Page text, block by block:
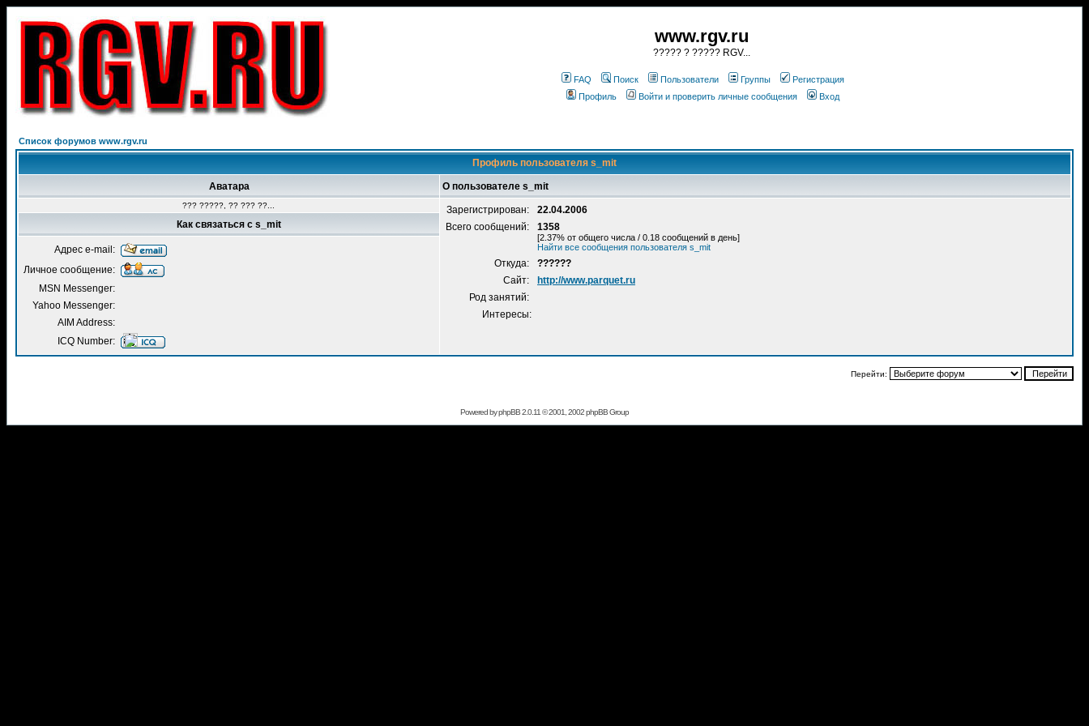
www.rgv.ru
????? ? ????? RGV...
FAQ Поиск Пользователи Группы
Регистрация
Профиль
Войти и проверить личные сообщения Вход
Список форумов www.rgv.ru
Профиль пользователя s_mit
Аватара О пользователе s_mit
??? ?????, ?? ??? ??... Зарегистрирован:
22.04.2006
Всего сообщений:
1358
[2.37% от общего числа / 0.18 сообщений в день]
Найти все сообщения пользователя s_mit
Откуда:
??????
Сайт:
http://www.parquet.ru
Род занятий:
Интересы:
Как связаться с s_mit
Адрес e-mail:
Личное сообщение:
MSN Messenger:
Yahoo Messenger:
AIM Address:
ICQ Number:
Перейти:
Powered byphpBB2.0.11 © 2001, 2002 phpBB Group